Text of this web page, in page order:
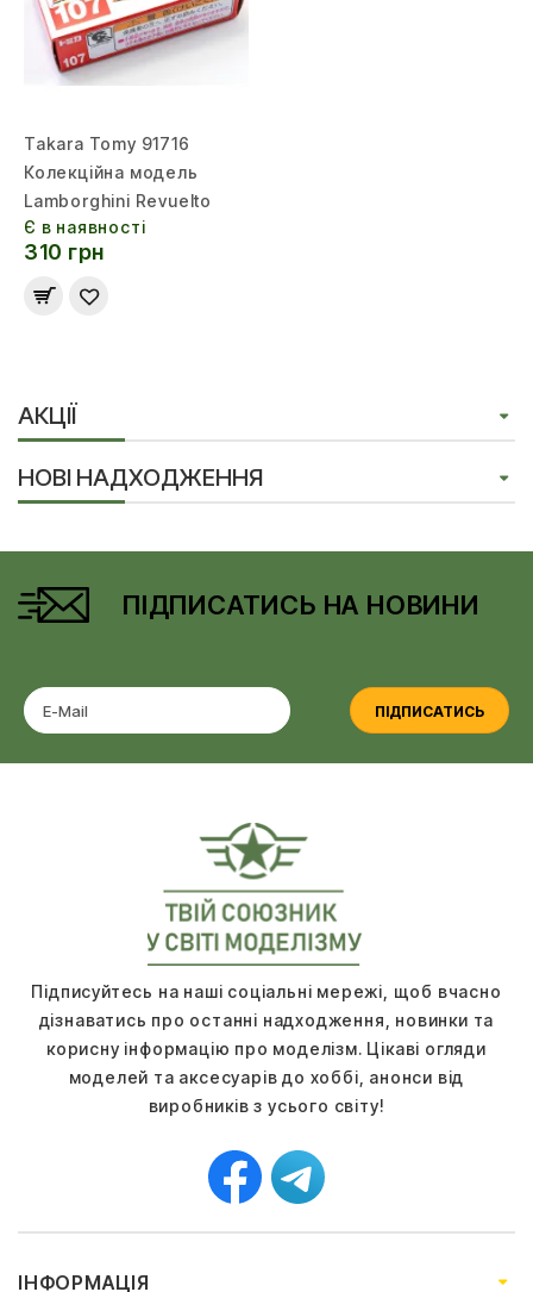
Takara Tomy 91716
Колекційна модель
Lamborghini Revuelto
Є в наявності
310 грн
АКЦІЇ
НОВІ НАДХОДЖЕННЯ
ПІДПИСАТИСЬ НА НОВИНИ
ПІДПИСАТИСЬ
Підписуйтесь на наші соціальні мережі, щоб вчасно
дізнаватись про останні надходження, новинки та
корисну інформацію про моделізм. Цікаві огляди
моделей та аксесуарів до хоббі, анонси від
виробників з усього світу!
ІНФОРМАЦІЯ